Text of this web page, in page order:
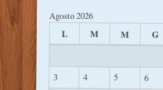
Agosto 2026
L M M G
3
4 5 6